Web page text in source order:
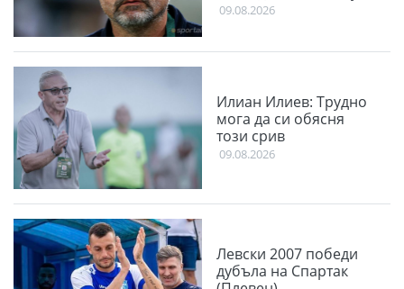
09.08.2026
Илиан Илиев: Трудно
мога да си обясня
този срив
09.08.2026
Левски 2007 победи
дубъла на Спартак